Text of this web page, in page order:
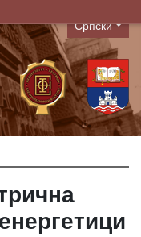
Language
Српски